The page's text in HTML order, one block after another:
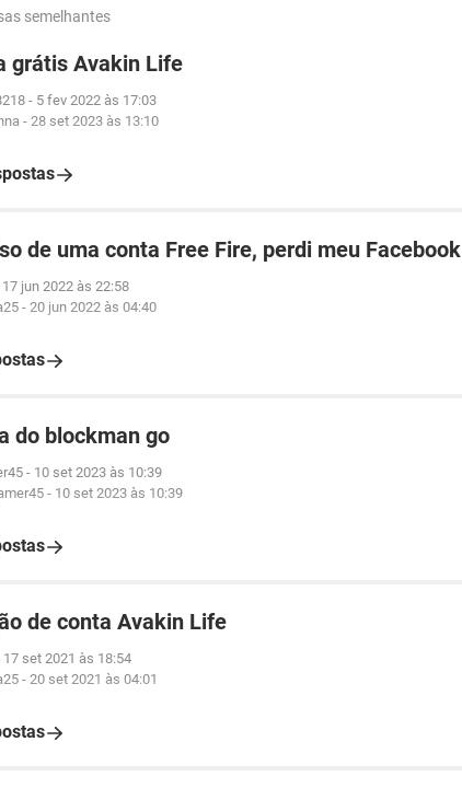
semelhantes
grátis Avakin Life
- 5 fev 2022 às 17:03
- 28 set 2023 às 13:10
de uma conta Free Fire, perdi meu Facebook
17 jun 2022 às 22:58
- 20 jun 2022 às 04:40
do blockman go
- 10 set 2023 às 10:39
- 10 set 2023 às 10:39
de conta Avakin Life
17 set 2021 às 18:54
- 20 set 2021 às 04:01